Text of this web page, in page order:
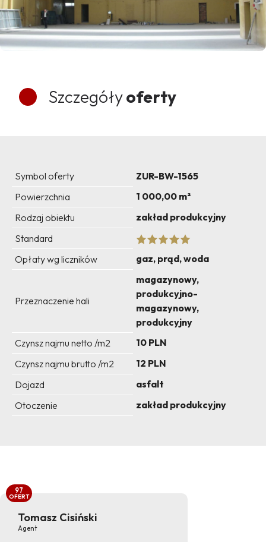
Szczegółyoferty
Symbol oferty
ZUR-BW-1565
Powierzchnia
1 000,00 m²
Rodzaj obiektu
zakład produkcyjny
Standard
Opłaty wg liczników
gaz, prąd, woda
Przeznaczenie hali
magazynowy,
produkcyjno-
magazynowy,
produkcyjny
Czynsz najmu netto /m2
10 PLN
Czynsz najmu brutto /m2
12 PLN
Dojazd
asfalt
Otoczenie
zakład produkcyjny
Tomasz Cisiński
Agent
97
OFERT